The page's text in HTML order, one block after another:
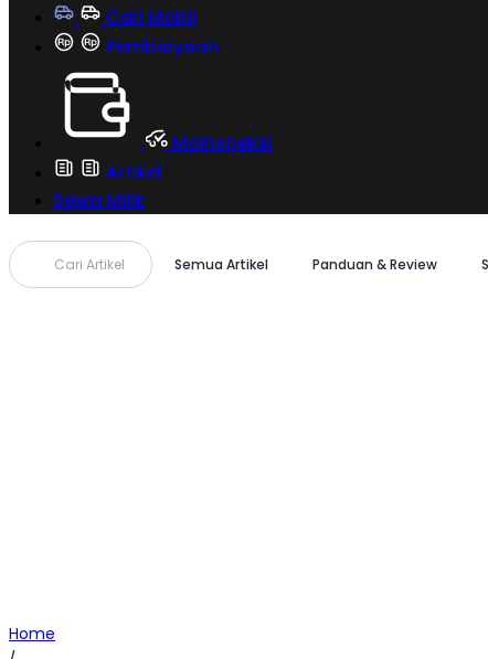
Cari Mobil
Pembiayaan
MoInspeksi
Artikel
Sewa Milik
Cari Artikel Semua Artikel Panduan & Review
Home